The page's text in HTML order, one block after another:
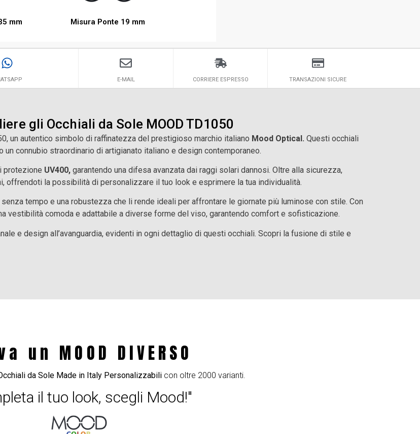
mm Misura Ponte 19 mm
E-MAIL CORRIERE ESPRESSO TRANSAZIONI SICURE
gli Occhiali da Sole MOOD TD1050
un autentico simbolo di raffinatezza del prestigioso marchio italiano Mood Optical. Questi occhiali
un connubio straordinario di artigianato italiano e design contemporaneo.
protezione UV400, garantendo una difesa avanzata dai raggi solari dannosi. Oltre alla sicurezza,
la possibilità di personalizzare il tuo look e esprimere la tua individualità.
tempo e una robustezza che li rende ideali per affrontare le giornate più luminose con stile. Con
vestibilità comoda e adattabile a diverse forme del viso, garantendo comfort e sofisticazione.
e design all’avanguardia, evidenti in ogni dettaglio di questi occhiali. Scopri la fusione di stile e
un MOOD DIVERSO
da Sole Made in Italy Personalizzabili con oltre 2000 varianti.
il tuo look, scegli Mood!"